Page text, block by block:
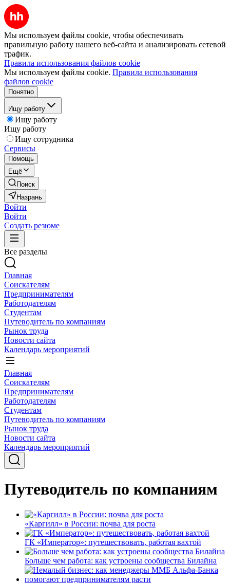
Мы используем файлы cookie, чтобы обеспечивать
правильную работу нашего веб-сайта и анализировать сетевой
трафик.
Правила использования файлов cookie
Мы используем файлы cookie. Правила использования
файлов cookie
Понятно
Ищу работу
Ищу работу
Ищу работу
Ищу сотрудника
Сервисы
Помощь
Ещё
Поиск
Назрань
Войти
Войти
Создать резюме
Все разделы
Главная
Соискателям
Предпринимателям
Работодателям
Студентам
Путеводитель по компаниям
Рынок труда
Новости сайта
Календарь мероприятий
Главная
Соискателям
Предпринимателям
Работодателям
Студентам
Путеводитель по компаниям
Рынок труда
Новости сайта
Календарь мероприятий
Путеводитель по компаниям
«Каргилл» в России: почва для роста
ГК «Император»: путешествовать, работая вахтой
Больше чем работа: как устроены сообщества Билайна